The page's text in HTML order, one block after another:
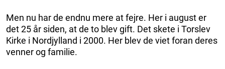
Men nu har de endnu mere at fejre. Her i august er
det 25 år siden, at de to blev gift. Det skete i Torslev
Kirke i Nordjylland i 2000. Her blev de viet foran deres
venner og familie.